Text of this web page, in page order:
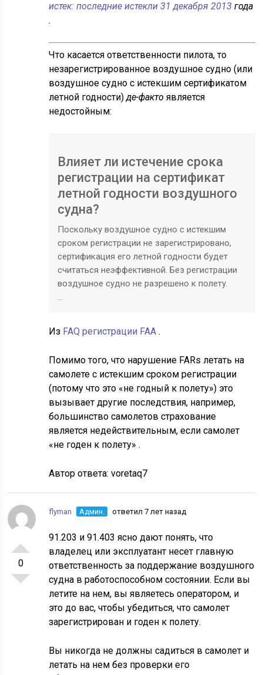
истек: последние истекли 31 декабря 2013года
.
Что касается ответственности пилота, то
незарегистрированное воздушное судно (или
воздушное судно с истекшим сертификатом
летной годности)де-фактоявляется
недостойным:
Влияет ли истечение срока
регистрации на сертификат
летной годности воздушного
судна?
Поскольку воздушное судно с истекшим
сроком регистрации не зарегистрировано,
сертификация его летной годности будет
считаться неэффективной. Без регистрации
воздушное судно не разрешено к полету.
…
Из FAQ регистрации FAA.
Помимо того, что нарушение FARs летать на
самолете с истекшим сроком регистрации
(потому что это «не годный к полету») это
вызывает другие последствия, например,
большинство самолетов страхование
является недействительным, если самолет
«не годен к полету» .
Автор ответа:voretaq7
0
flyman Админ. ответил 7 лет назад
91.203 и 91.403 ясно дают понять, что
владелец или эксплуатант несет главную
ответственность за поддержание воздушного
судна в работоспособном состоянии. Если вы
летите на нем, вы являетесь оператором, и
это до вас, чтобы убедиться, что самолет
зарегистрирован и годен к полету.
Вы никогда не должны садиться в самолет и
летать на нем без проверки его